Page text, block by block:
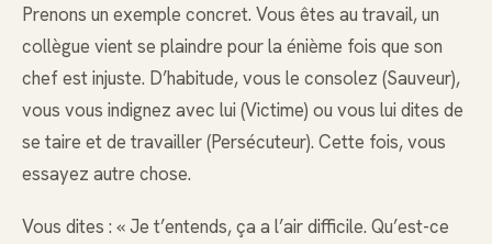
Prenons un exemple concret. Vous êtes au travail, un
collègue vient se plaindre pour la énième fois que son
chef est injuste. D’habitude, vous le consolez (Sauveur),
vous vous indignez avec lui (Victime) ou vous lui dites de
se taire et de travailler (Persécuteur). Cette fois, vous
essayez autre chose.
Vous dites : « Je t’entends, ça a l’air difficile. Qu’est-ce